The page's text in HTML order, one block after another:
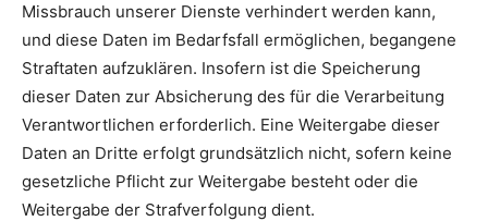
Missbrauch unserer Dienste verhindert werden kann,
und diese Daten im Bedarfsfall ermöglichen, begangene
Straftaten aufzuklären. Insofern ist die Speicherung
dieser Daten zur Absicherung des für die Verarbeitung
Verantwortlichen erforderlich. Eine Weitergabe dieser
Daten an Dritte erfolgt grundsätzlich nicht, sofern keine
gesetzliche Pflicht zur Weitergabe besteht oder die
Weitergabe der Strafverfolgung dient.